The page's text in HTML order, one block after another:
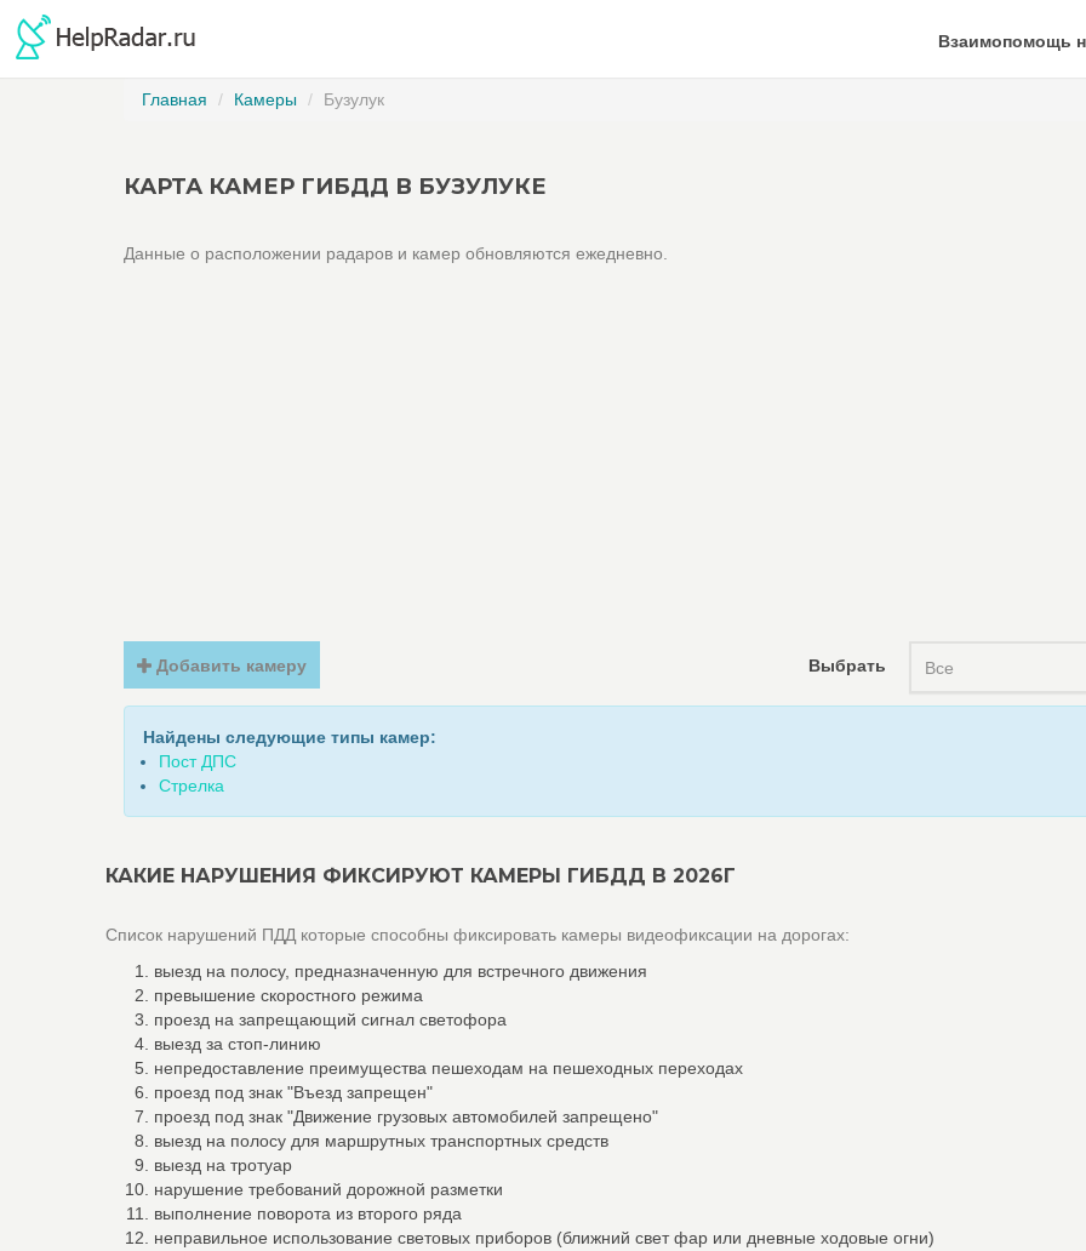
Взаимопомощь
Главная Камеры Бузулук
КАРТА КАМЕР ГИБДД В БУЗУЛУКЕ
Данные о расположении радаров и камер обновляются ежедневно.
Добавить камеру Выбрать Все
Найдены следующие типы камер:
Пост ДПС
Стрелка
КАКИЕ НАРУШЕНИЯ ФИКСИРУЮТ КАМЕРЫ ГИБДД В 2026Г
Список нарушений ПДД которые способны фиксировать камеры видеофиксации на дорогах:
выезд на полосу, предназначенную для встречного движения
превышение скоростного режима
проезд на запрещающий сигнал светофора
выезд за стоп-линию
непредоставление преимущества пешеходам на пешеходных переходах
проезд под знак "Въезд запрещен"
проезд под знак "Движение грузовых автомобилей запрещено"
выезд на полосу для маршрутных транспортных средств
выезд на тротуар
нарушение требований дорожной разметки
выполнение поворота из второго ряда
неправильное использование световых приборов (ближний свет фар или дневные ходовые огни)